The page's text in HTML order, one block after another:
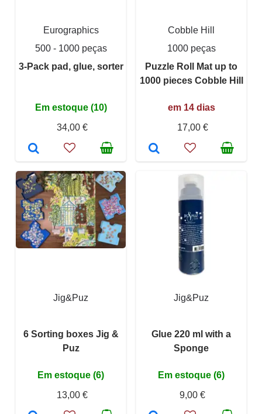
Eurographics
500 - 1000 peças
3-Pack pad, glue, sorter
Em estoque (10)
34,00 €
Cobble Hill
1000 peças
Puzzle Roll Mat up to
1000 pieces Cobble Hill
em 14 dias
17,00 €
Jig&Puz
6 Sorting boxes Jig &
Puz
Em estoque (6)
13,00 €
Jig&Puz
Glue 220 ml with a
Sponge
Em estoque (6)
9,00 €